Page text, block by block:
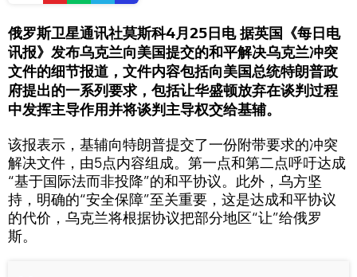
俄罗斯卫星通讯社莫斯科4月25日电 据英国《每日电
讯报》发布乌克兰向美国提交的和平解决乌克兰冲突
文件的细节报道，文件内容包括向美国总统特朗普政
府提出的一系列要求，包括让华盛顿放弃在谈判过程
中发挥主导作用并将谈判主导权交给基辅。
该报表示，基辅向特朗普提交了一份附带要求的冲突
解决文件，由5点内容组成。第一点和第二点呼吁达成
“基于国际法而非投降”的和平协议。此外，乌方坚
持，明确的“安全保障”至关重要，这是达成和平协议
的代价，乌克兰将根据协议把部分地区“让”给俄罗
斯。